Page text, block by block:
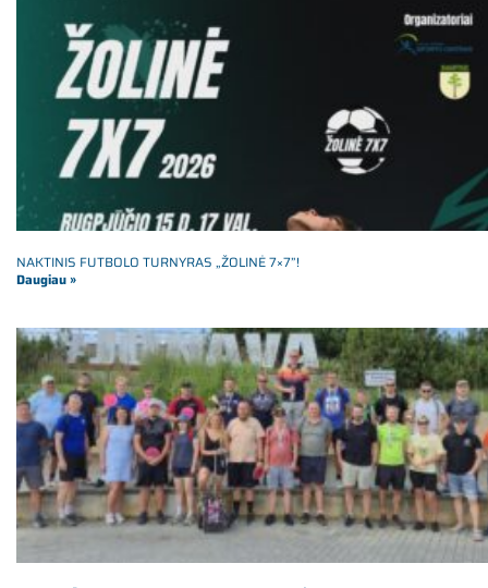
NAKTINIS FUTBOLO TURNYRAS „ŽOLINĖ 7×7”!
Daugiau »